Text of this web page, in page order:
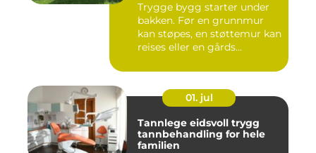
Trygge bygg starter under
bakken. Før en grunnmur
kan støpes, en støttemur kan
reises eller en gårds...
01. jul
Tannlege eidsvoll trygg
tannbehandling for hele
familien